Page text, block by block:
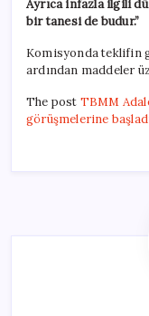
Ayrıca infazla ilgili
bir tanesi de budur.”
Komisyonda teklifin
ardından maddeler
The post TBMM
görüşmelerine